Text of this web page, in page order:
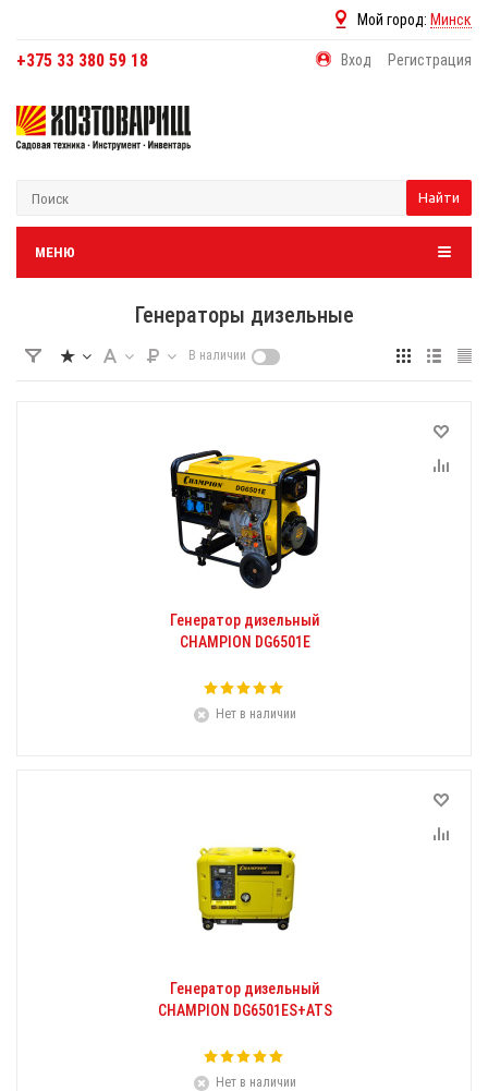
Мой город: Минск
+375 33 380 59 18 Вход Регистрация
Найти
МЕНЮ
Генераторы дизельные
В наличии
Генератор дизельный
CHAMPION DG6501E
Нет в наличии
Генератор дизельный
CHAMPION DG6501ES+ATS
Нет в наличии